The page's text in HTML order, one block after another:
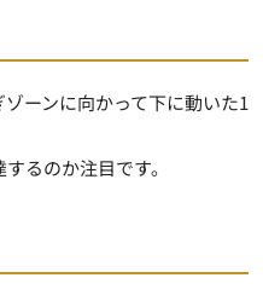
ーンに向かって下に動いた1
るのか注目です。